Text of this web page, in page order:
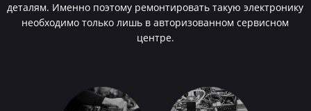
деталям. Именно поэтому ремонтировать такую электронику
необходимо только лишь в авторизованном сервисном
центре.